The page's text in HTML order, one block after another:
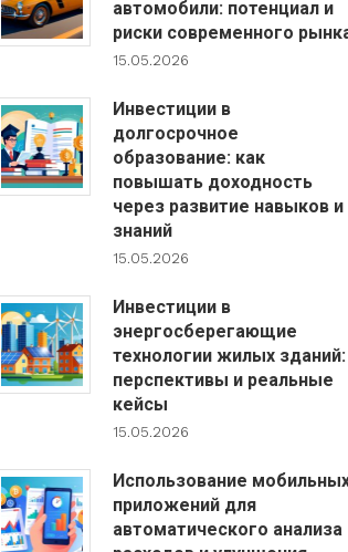
автомобили: потенциал и
риски современного
15.05.2026
Инвестиции в
долгосрочное
образование: как
повышать доходность
через развитие навыков и
знаний
15.05.2026
Инвестиции в
энергосберегающие
технологии жилых зданий:
перспективы и реальные
кейсы
15.05.2026
Использование
приложений для
автоматического анализа